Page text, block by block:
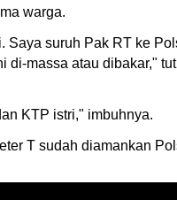
warga.
suruh Pak RT ke
di-massa atau dibakar,"
KTP istri," imbuhnya.
T sudah diamankan